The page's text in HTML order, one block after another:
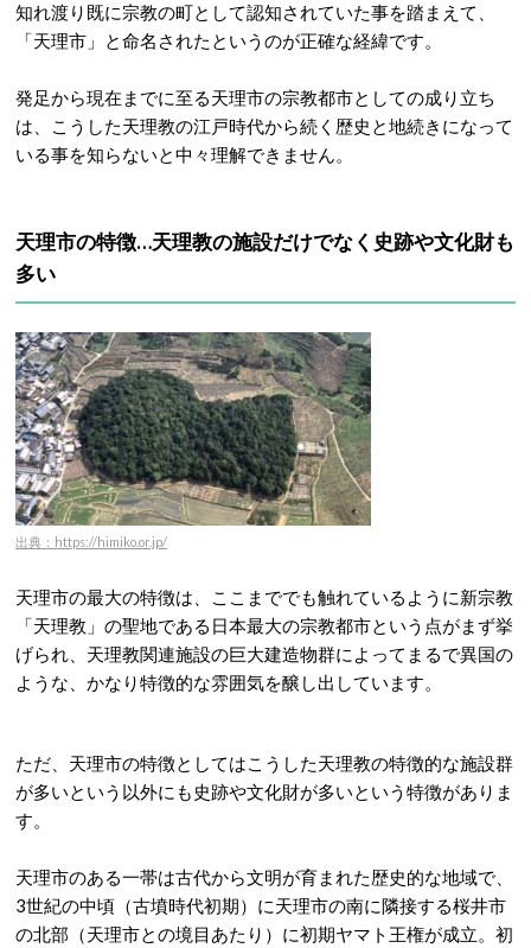
知れ渡り既に宗教の町として認知されていた事を踏まえて、
「天理市」と命名されたというのが正確な経緯です。
発足から現在までに至る天理市の宗教都市としての成り立ち
は、こうした天理教の江戸時代から続く歴史と地続きになって
いる事を知らないと中々理解できません。
天理市の特徴…天理教の施設だけでなく史跡や文化財も
多い
出典：https://himiko.or.jp/
天理市の最大の特徴は、ここまででも触れているように新宗教
「天理教」の聖地である日本最大の宗教都市という点がまず挙
げられ、天理教関連施設の巨大建造物群によってまるで異国の
ような、かなり特徴的な雰囲気を醸し出しています。
ただ、天理市の特徴としてはこうした天理教の特徴的な施設群
が多いという以外にも史跡や文化財が多いという特徴がありま
す。
天理市のある一帯は古代から文明が育まれた歴史的な地域で、
3世紀の中頃（古墳時代初期）に天理市の南に隣接する桜井市
の北部（天理市との境目あたり）に初期ヤマト王権が成立。初